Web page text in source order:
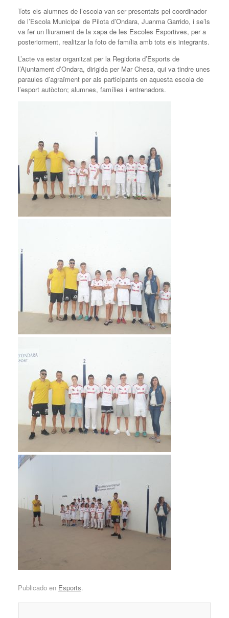
Tots els alumnes de l’escola van ser presentats pel coordinador
de l’Escola Municipal de Pilota d’Ondara, Juanma Garrido, i se’ls
va fer un lliurament de la xapa de les Escoles Esportives, per a
posteriorment, realitzar la foto de família amb tots els integrants.
L’acte va estar organitzat per la Regidoria d’Esports de
l’Ajuntament d’Ondara, dirigida per Mar Chesa, qui va tindre unes
paraules d’agraïment per als participants en aquesta escola de
l’esport autòcton; alumnes, famílies i entrenadors.
Publicado en Esports.